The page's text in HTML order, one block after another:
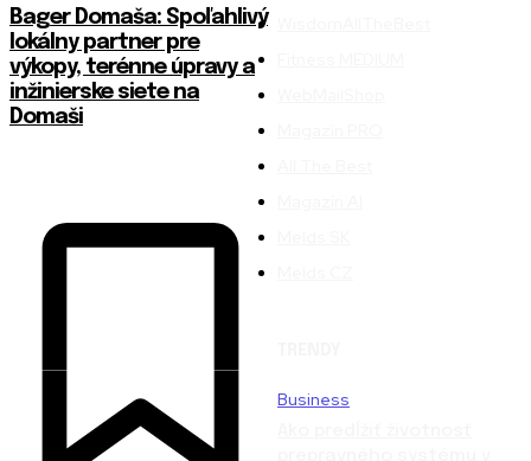
Bager Domaša: Spoľahlivý
lokálny partner pre
výkopy, terénne úpravy a
inžinierske siete na
Domaši
Business